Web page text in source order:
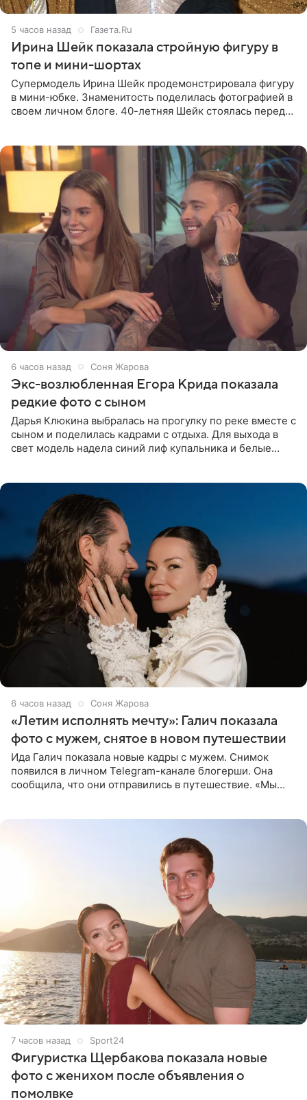
5 часов назад Газета.Ru
Ирина Шейк показала стройную фигуру в
топе и мини-шортах
Супермодель Ирина Шейк продемонстрировала фигуру
в мини-юбке. Знаменитость поделилась фотографией в
своем личном блоге. 40-летняя Шейк стоялась перед
6 часов назад Соня Жарова
Экс-возлюбленная Егора Крида показала
редкие фото с сыном
Дарья Клюкина выбралась на прогулку по реке вместе с
сыном и поделилась кадрами с отдыха. Для выхода в
свет модель надела синий лиф купальника и белые
6 часов назад Соня Жарова
«Летим исполнять мечту»: Галич показала
фото с мужем, снятое в новом путешествии
Ида Галич показала новые кадры с мужем. Снимок
появился в личном Telegram-канале блогерши. Она
сообщила, что они отправились в путешествие. «Мы
7 часов назад Sport24
Фигуристка Щербакова показала новые
фото с женихом после объявления о
помолвке